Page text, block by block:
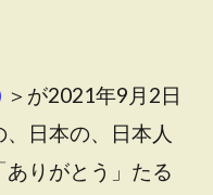
＞が2021年9月2日
日本の、日本人
りがとう」たる